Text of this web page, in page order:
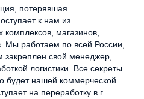
потерявшая
к нам из
комплексов, магазинов,
Мы работаем по всей России,
закреплен свой менеджер,
логистики. Все секреты
будет нашей коммерческой
на переработку в г.